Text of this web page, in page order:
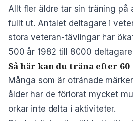
Allt fler äldre tar sin träning på
fullt ut. Antalet deltagare i
stora veteran-tävlingar har
500 år 1982 till 8000
Så här kan du träna efter 60
Många som är otränade
ålder har de förlorat mycket
orkar inte delta i aktiviteter.